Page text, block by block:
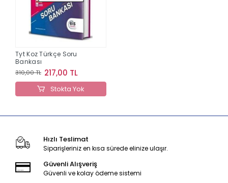
Tyt Koz Türkçe Soru
Bankası
310,00 TL 217,00 TL
Stokta Yok
Hızlı Teslimat
Siparişleriniz en kısa sürede elinize ulaşır.
Güvenli Alışveriş
Güvenli ve kolay ödeme sistemi